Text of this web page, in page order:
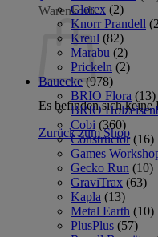
Warenkorb
Es befinden sich keine
Zurück zum Shop
Glorex (2)
Knorr Prandell
Kreul (82)
Marabu (2)
Prickeln (2)
Bauecke (978)
BRIO Flora (13)
BRIO
Cobi (360)
Constructor (16)
Games
Gecko Run (10)
GraviTrax (63)
Kapla (13)
Metal Earth (10)
PlusPlus (57)